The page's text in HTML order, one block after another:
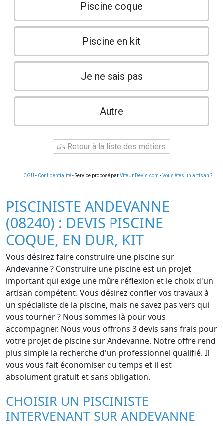
Piscine coque
Piscine en kit
Je ne sais pas
Autre
Retour à la liste des métiers
CGU - Confidentialité- Service proposé parViteUnDevis.com -Vous êtes un artisan ?
PISCINISTE ANDEVANNE
(08240) : DEVIS PISCINE
COQUE, EN DUR, KIT
Vous désirez faire construire une piscine sur
Andevanne ? Construire une piscine est un projet
important qui exige une mûre réflexion et le choix d'un
artisan compétent. Vous désirez confier vos travaux à
un spécialiste de la piscine, mais ne savez pas vers qui
vous tourner ? Nous sommes là pour vous
accompagner. Nous vous offrons 3 devis sans frais pour
votre projet de piscine sur Andevanne. Notre offre rend
plus simple la recherche d'un professionnel qualifié. Il
vous vous fait économiser du temps et il est
absolument gratuit et sans obligation.
CHOISIR UN PISCINISTE
INTERVENANT SUR ANDEVANNE